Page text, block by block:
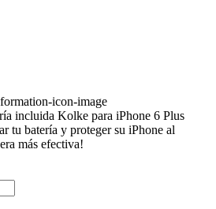
incluida Kolke para iPhone 6 Plus
tu batería y proteger su iPhone al
más efectiva!